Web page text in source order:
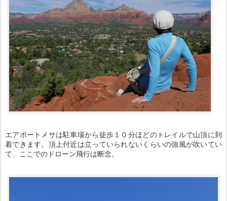
エアポートメサは駐車場から徒歩１０分ほどのトレイルで山頂に到
着できます。頂上付近は立っていられないくらいの強風が吹いてい
て、ここでのドローン飛行は断念。